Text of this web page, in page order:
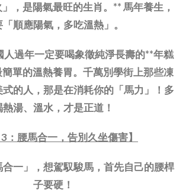
，是陽氣最旺的生肖。** 馬年養生，
順應陽氣，多吃溫熱」。
人過年一定要喝象徵純淨長壽的**年糕
單的溫熱養胃。千萬別學街上那些凍
的人，那是在消耗你的「馬力」！多
熱湯、溫水，才是正道！
3：腰馬合一，告別久坐傷害】
一」，想駕馭駿馬，首先自己的腰桿
子要硬！